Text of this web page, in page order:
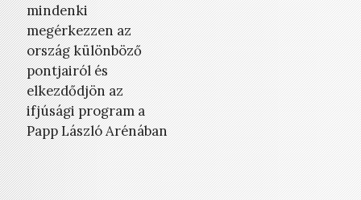
mindenki
megérkezzen az
ország különböző
pontjairól és
elkezdődjön az
ifjúsági program a
Papp László Arénában